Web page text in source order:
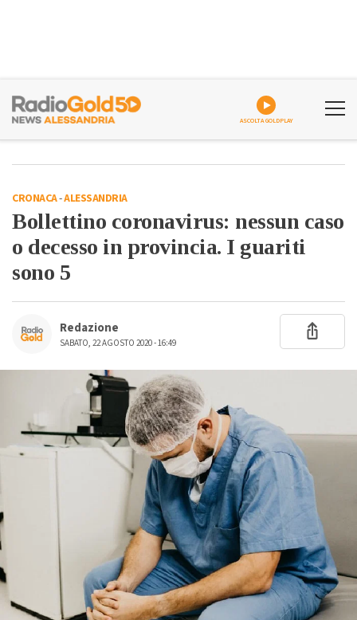
ASCOLTA GOLDPLAY
CRONACA-ALESSANDRIA
Bollettino coronavirus: nessun caso
o decesso in provincia. I guariti
sono 5
Redazione
SABATO, 22 AGOSTO 2020 - 16:49